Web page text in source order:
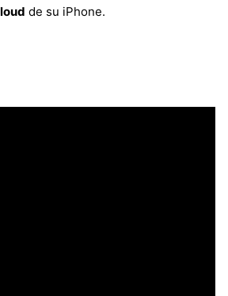
de su iPhone.